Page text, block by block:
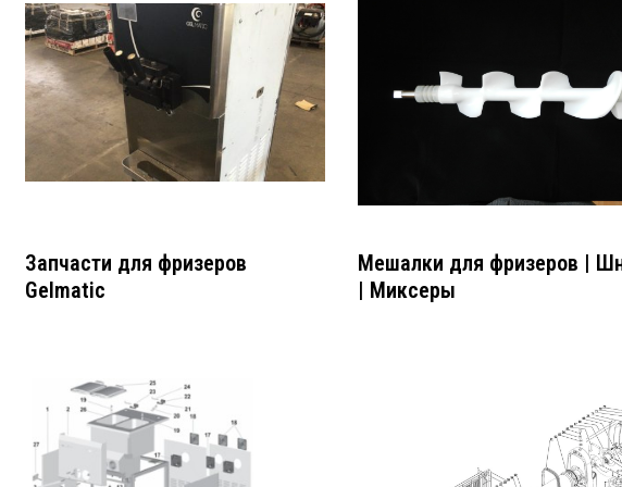
Запчасти для фризеров
Gelmatic
Мешалки для фризеров |
| Миксеры